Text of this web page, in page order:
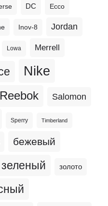
DC Ecco
Inov-8 Jordan
Lowa Merrell
Nike
Reebok Salomon
Sperry Timberland
бежевый
зеленый золото